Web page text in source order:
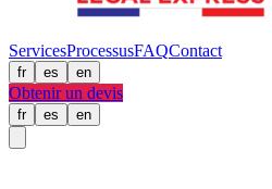
ServicesProcessusFAQContact
fr es en
Obtenir un devis
fr es en